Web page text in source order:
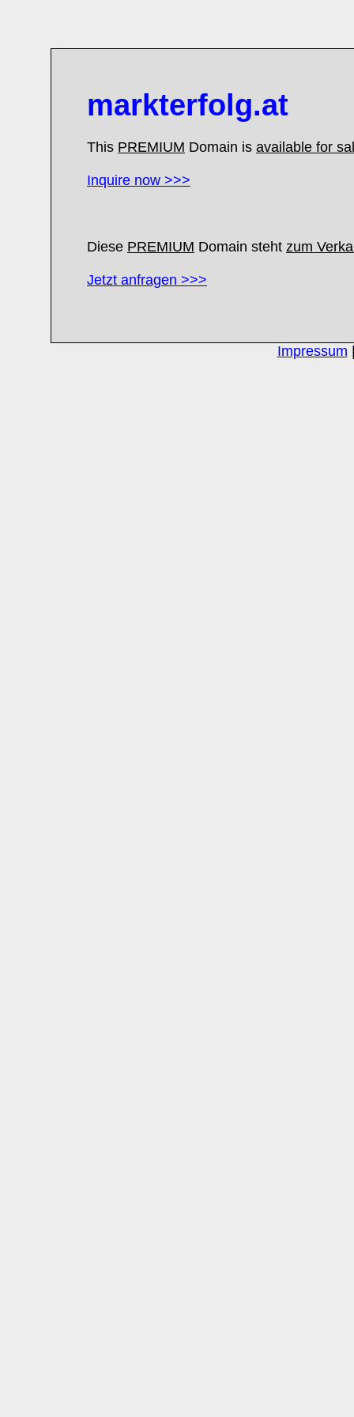
markterfolg.at
This PREMIUM Domain is available for
Inquire now >>>
Diese PREMIUM Domain steht zum
Jetzt anfragen >>>
Impressum